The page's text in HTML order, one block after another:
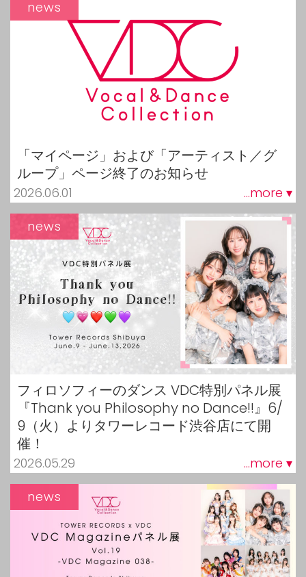
「マイページ」および「アーティスト／グ
ループ」ページ終了のお知らせ
2026.06.01 ...more ▾
news
フィロソフィーのダンス VDC特別パネル展
『Thank you Philosophy no Dance!!』6/
9（火）よりタワーレコード渋谷店にて開
催！
2026.05.29 ...more ▾
news
news